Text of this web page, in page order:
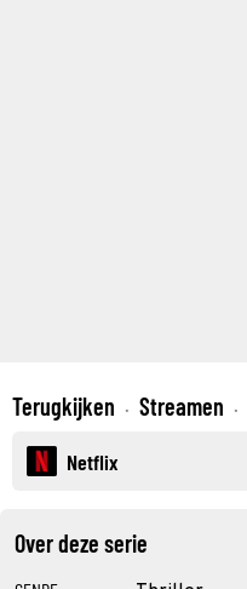
Over deze serie
Terugkijken · Streamen ·
Netflix